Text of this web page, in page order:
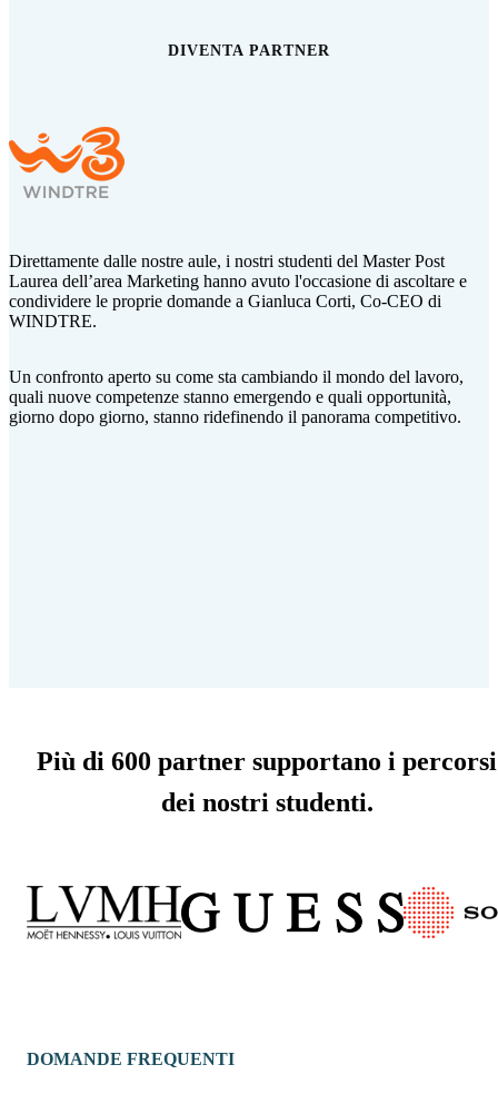
DIVENTA PARTNER
Direttamente dalle nostre aule, i nostri studenti del Master Post
Laurea dell’area Marketing hanno avuto l'occasione di ascoltare e
condividere le proprie domande a Gianluca Corti, Co-CEO di
WINDTRE.
Un confronto aperto su come sta cambiando il mondo del lavoro,
quali nuove competenze stanno emergendo e quali opportunità,
giorno dopo giorno, stanno ridefinendo il panorama competitivo.
Più di 600 partner supportano i percorsi
dei nostri studenti.
DOMANDE FREQUENTI